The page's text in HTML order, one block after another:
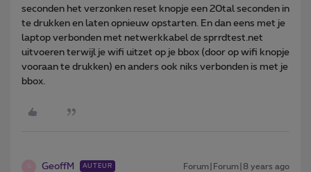
seconden het verzonken reset knopje een 20tal seconden in
te drukken en laten opnieuw opstarten. En dan eens met je
laptop verbonden met netwerkkabel de sprrdtest.net
uitvoeren terwijl je wifi uitzet op je bbox (door op wifi knopje
vooraan te drukken) en anders ook niks verbonden is met je
bbox.
GeoffM AUTEUR Forum|Forum|8 years ago